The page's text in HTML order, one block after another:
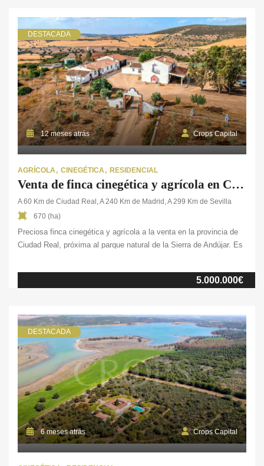
DESTACADA
12 meses atrás Crops Capital
AGRÍCOLA CINEGÉTICA RESIDENCIAL
Venta de finca cinegética y agrícola en Ciudad Real
A 60 Km de Ciudad Real, A 240 Km de Madrid, A 299 Km de Sevilla
670 (ha)
Preciosa finca cinegética y agrícola a la venta en la provincia de
Ciudad Real, próxima al parque natural de la Sierra de Andújar. Es
fauna como por la reputación de esta. La finca está compuesta
5.000.000€
DESTACADA
6 meses atrás Crops Capital